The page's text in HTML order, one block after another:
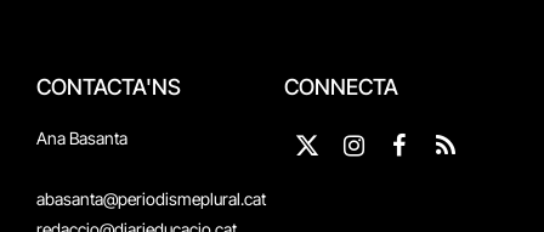
CONTACTA'NS
Ana Basanta
abasanta@periodismeplural.cat
CONNECTA
X
InstagramFacebook
RSS